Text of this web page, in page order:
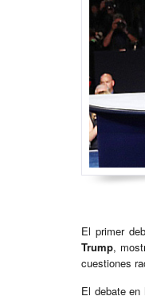
El primer
Trump,
cuestiones
El debate